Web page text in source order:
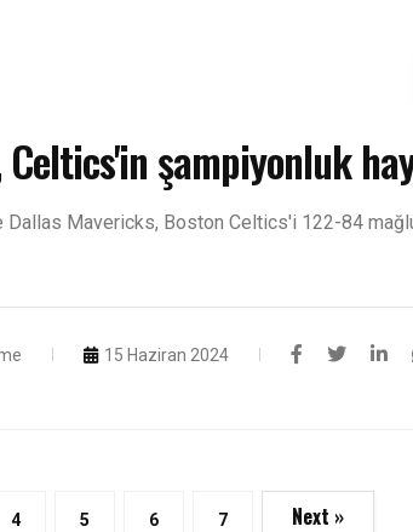
Celtics'in şampiyonluk
Dallas Mavericks, Boston Celtics'i 122-84
15 Haziran 2024
4 5 6 7 Next »